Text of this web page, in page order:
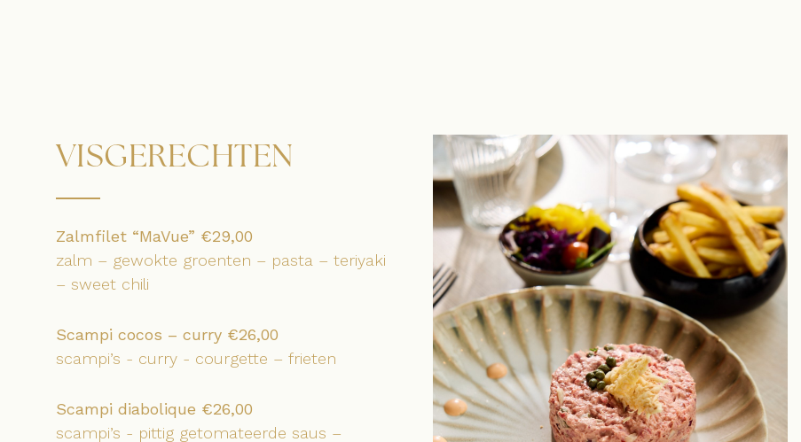
VISGERECHTEN
Zalmfilet “MaVue” €29,00
zalm – gewokte groenten – pasta – teriyaki
– sweet chili
Scampi cocos – curry €26,00
scampi’s - curry - courgette – frieten
Scampi diabolique €26,00
scampi’s - pittig getomateerde saus –